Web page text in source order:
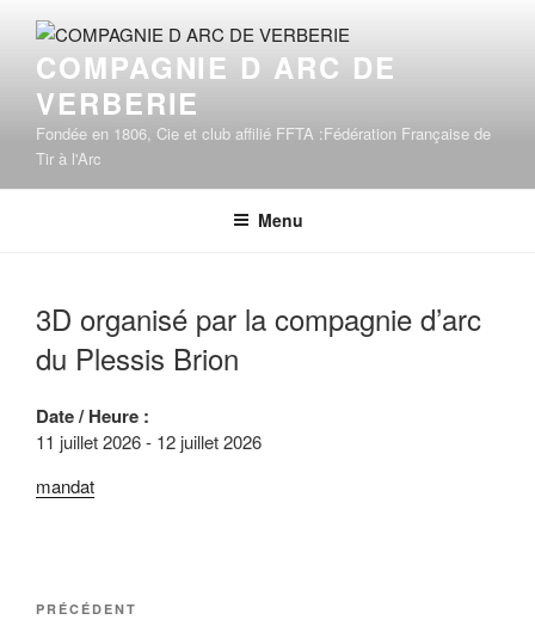
contenu
principal
COMPAGNIE D ARC DE
VERBERIE
Fondée en 1806, Cie et club affilié FFTA :Fédération Française de
Tir à l'Arc
Menu
3D organisé par la compagnie d’arc
du Plessis Brion
Date / Heure :
11 juillet 2026 - 12 juillet 2026
mandat
Navigation
Article
PRÉCÉDENT